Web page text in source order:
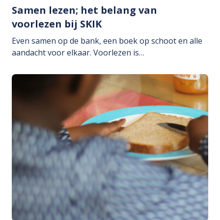
Samen lezen; het belang van
voorlezen bij SKIK
Even samen op de bank, een boek op schoot en alle
aandacht voor elkaar. Voorlezen is…